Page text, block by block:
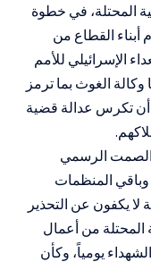
المحتلة، في خطوة
أبناء القطاع من
الإسرائيلي للأمم
الغوث بما ترمز
أن تكرس عدالة قضية
الصمت الرسمي
وباقي المنظمات
لا يكفون عن التحذير
من أعمال
يومياً، وكأن